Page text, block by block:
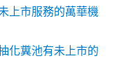
上市服務的萬華機
化糞池有未上市的